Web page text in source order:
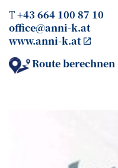
T+43 664 100 87 10
office@anni-k.at
www.anni-k.at
Route berechnen